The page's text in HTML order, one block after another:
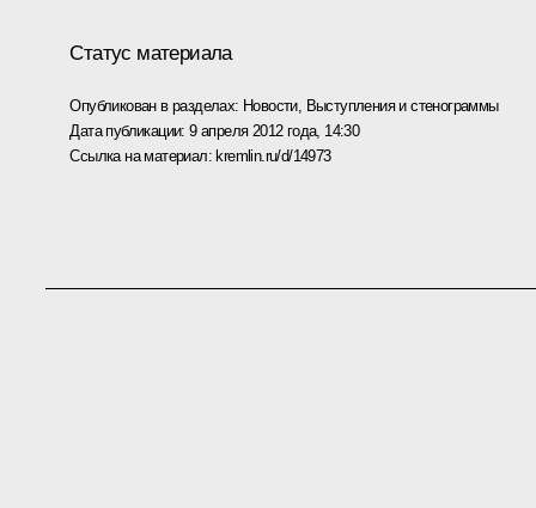
Статус материала
Опубликован в разделах: Новости, Выступления и стенограммы
Дата публикации:9 апреля 2012 года, 14:30
Ссылка на материал: kremlin.ru/d/14973